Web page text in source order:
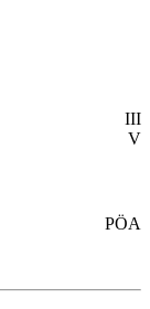
III
V
PÖA